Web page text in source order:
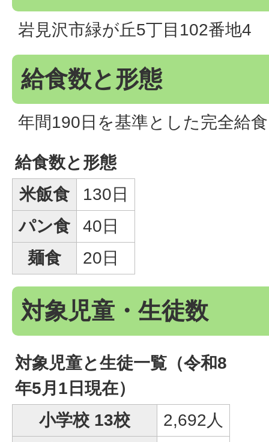
岩見沢市緑が丘5丁目102番地4
給食数と形態
年間190日を基準とした完全給食
給食数と形態
米飯食
130日
パン食
40日
麺食
20日
対象児童・生徒数
対象児童と生徒一覧（令和8
年5月1日現在）
小学校 13校
2,692人